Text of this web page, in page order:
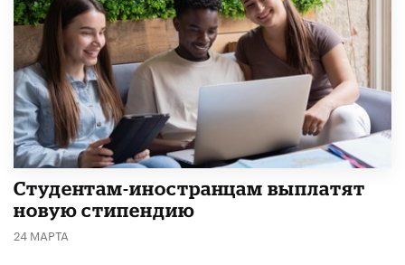
Студентам-иностранцам выплатят
новую стипендию
24 МАРТА